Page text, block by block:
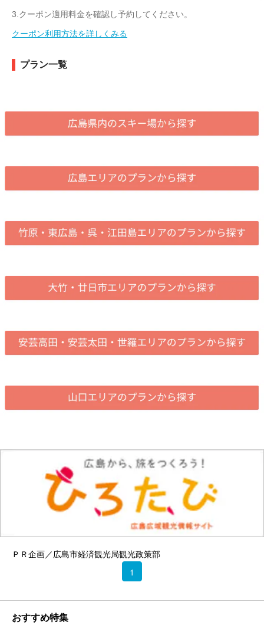
3.クーポン適用料金を確認し予約してください。
クーポン利用方法を詳しくみる
プラン一覧
ＰＲ企画／広島市経済観光局観光政策部
1
おすすめ特集